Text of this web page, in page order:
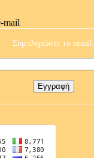
mail
Συμπληρώστε το email: